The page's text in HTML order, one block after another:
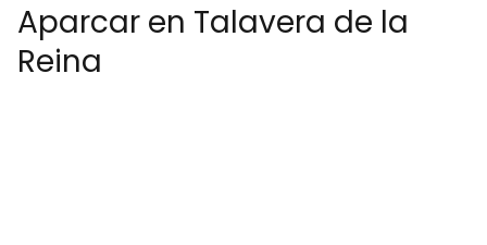
Aparcar en Talavera de la
Reina